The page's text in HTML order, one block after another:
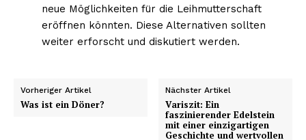
neue Möglichkeiten für die Leihmutterschaft
eröffnen könnten. Diese Alternativen sollten
weiter erforscht und diskutiert werden.
Vorheriger Artikel
Was ist ein Döner?
Nächster Artikel
Variszit: Ein
faszinierender Edelstein
mit einer einzigartigen
Geschichte und wertvollen